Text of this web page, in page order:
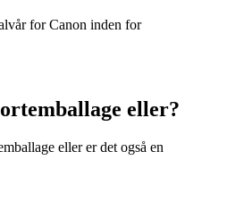
for Canon inden for
eller?
eller er det også en